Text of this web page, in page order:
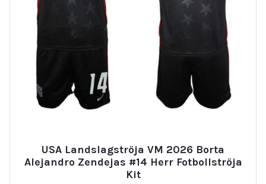
USA Landslagströja VM 2026 Borta
Alejandro Zendejas #14 Herr Fotbollströja
Kit